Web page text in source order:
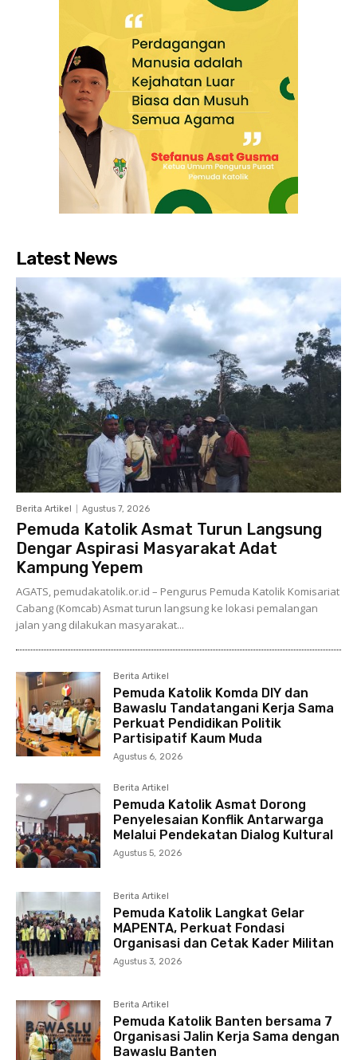
Latest News
Berita Artikel Agustus 7, 2026
Pemuda Katolik Asmat Turun Langsung
Dengar Aspirasi Masyarakat Adat
Kampung Yepem
AGATS, pemudakatolik.or.id – Pengurus Pemuda Katolik Komisariat
Cabang (Komcab) Asmat turun langsung ke lokasi pemalangan
jalan yang dilakukan masyarakat...
Berita Artikel
Pemuda Katolik Komda DIY dan
Bawaslu Tandatangani Kerja Sama
Perkuat Pendidikan Politik
Partisipatif Kaum Muda
Agustus 6, 2026
Berita Artikel
Pemuda Katolik Asmat Dorong
Penyelesaian Konflik Antarwarga
Melalui Pendekatan Dialog Kultural
Agustus 5, 2026
Berita Artikel
Pemuda Katolik Langkat Gelar
MAPENTA, Perkuat Fondasi
Organisasi dan Cetak Kader Militan
Agustus 3, 2026
Berita Artikel
Pemuda Katolik Banten bersama 7
Organisasi Jalin Kerja Sama dengan
Bawaslu Banten